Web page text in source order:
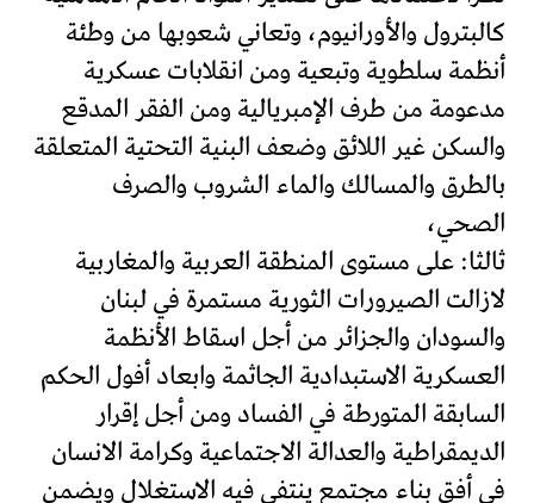
كالبترول والأورانيوم، وتعاني شعوبها من وطئة
أنظمة سلطوية وتبعية ومن انقلابات عسكرية
مدعومة من طرف الإمبريالية ومن الفقر المدقع
والسكن غير اللائق وضعف البنية التحتية المتعلقة
بالطرق والمسالك والماء الشروب والصرف
الصحي،
ثالثا: على مستوى المنطقة العربية والمغاربية
لازالت الصيرورات الثورية مستمرة في لبنان
والسودان والجزائر من أجل اسقاط الأنظمة
العسكرية الاستبدادية الجاثمة وابعاد أفول الحكم
السابقة المتورطة في الفساد ومن أجل إقرار
الديمقراطية والعدالة الاجتماعية وكرامة الانسان
في أفق بناء مجتمع ينتفي فيه الاستغلال ويضمن